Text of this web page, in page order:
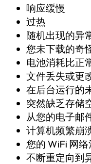
响应缓慢
过热
随机出现的异
您未下载的奇
电池消耗比正
文件丢失或更
在后台运行的
突然缺乏存储
从您的电子邮
计算机频繁崩
您的 WiFi 网
不断重定向到